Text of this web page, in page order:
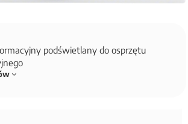
podświetlany do osprzętu